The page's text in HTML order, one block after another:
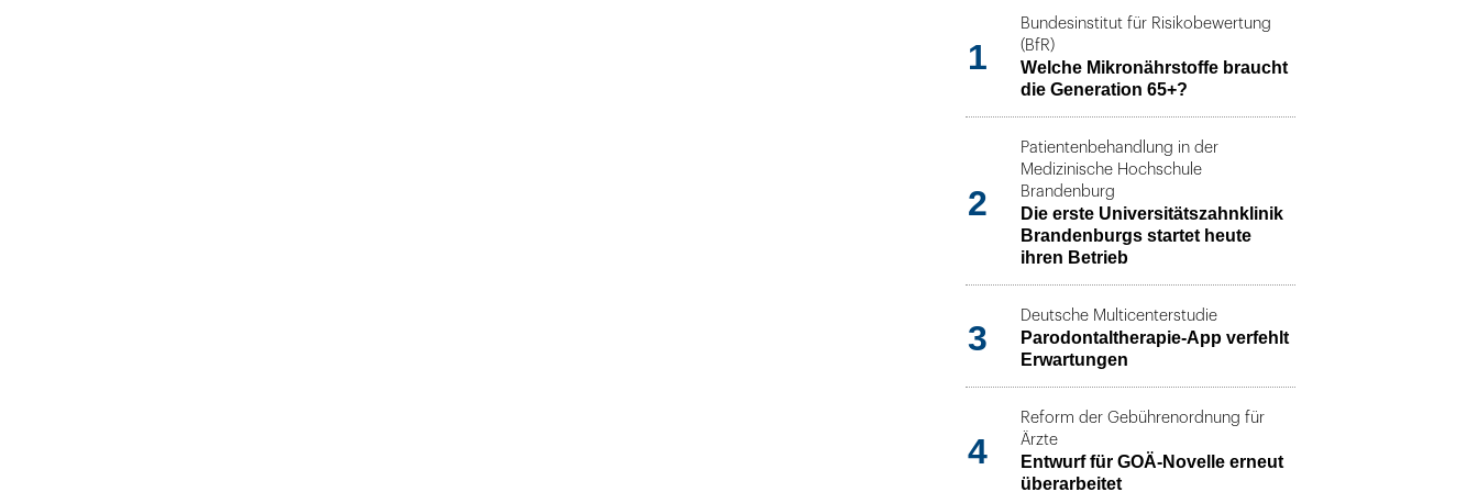
1
Bundesinstitut für Risikobewertung
(BfR)
Welche Mikronährstoffe braucht
die Generation 65+?
2
Patientenbehandlung in der
Medizinische Hochschule
Brandenburg
Die erste Universitätszahnklinik
Brandenburgs startet heute
ihren Betrieb
3
Deutsche Multicenterstudie
Parodontaltherapie-App verfehlt
Erwartungen
4
Reform der Gebührenordnung für
Ärzte
Entwurf für GOÄ-Novelle erneut
überarbeitet